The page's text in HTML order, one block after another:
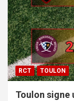
RCT TOULON
Toulon signe